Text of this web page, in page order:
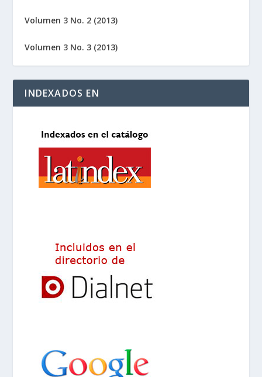
Volumen 3 No. 2 (2013)
Volumen 3 No. 3 (2013)
INDEXADOS EN